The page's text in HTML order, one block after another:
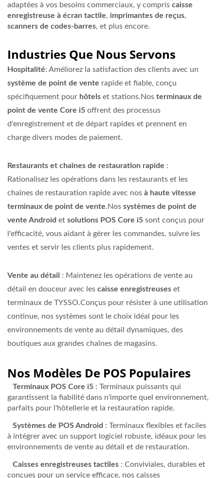
adaptées à vos besoins commerciaux, y compris caisse
enregistreuse à écran tactile, imprimantes de reçus,
scanners de codes-barres, et plus encore.
Industries Que Nous Servons
Hospitalité: Améliorez la satisfaction des clients avec un
système de point de vente rapide et fiable, conçu
spécifiquement pour hôtels et stations.Nos terminaux de
point de vente Core i5 offrent des processus
d'enregistrement et de départ rapides et prennent en
charge divers modes de paiement.
Restaurants et chaînes de restauration rapide :
Rationalisez les opérations dans les restaurants et les
chaînes de restauration rapide avec nos à haute vitesse
terminaux de point de vente.Nos systèmes de point de
vente Android et solutions POS Core i5 sont conçus pour
l'efficacité, vous aidant à gérer les commandes, suivre les
ventes et servir les clients plus rapidement.
Vente au détail : Maintenez les opérations de vente au
détail en douceur avec les caisse enregistreuses et
terminaux de TYSSO.Conçus pour résister à une utilisation
continue, nos systèmes sont le choix idéal pour les
environnements de vente au détail dynamiques, des
boutiques aux grandes chaînes de magasins.
Nos Modèles De POS Populaires
Terminaux POS Core i5 : Terminaux puissants qui
garantissent la fiabilité dans n'importe quel environnement,
parfaits pour l'hôtellerie et la restauration rapide.
Systèmes de POS Android : Terminaux flexibles et faciles
à intégrer avec un support logiciel robuste, idéaux pour les
environnements de vente au détail et de restauration.
Caisses enregistreuses tactiles : Conviviales, durables et
conçues pour un service efficace, nos caisses